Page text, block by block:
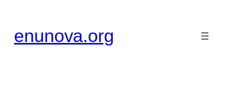
springen
enunova.org